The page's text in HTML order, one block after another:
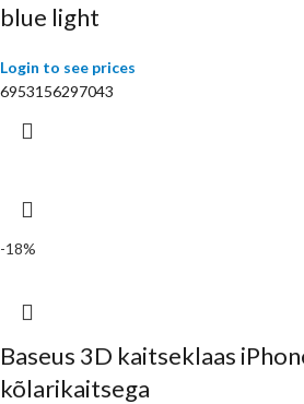
blue light
Login to see prices
6953156297043
-18%
Baseus 3D kaitseklaas
kõlarikaitsega